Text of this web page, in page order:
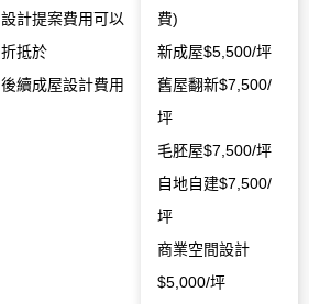
設計提案費用可以
折抵於
後續成屋設計費用
費)
新成屋$5,500/坪
舊屋翻新$7,500/
坪
毛胚屋$7,500/坪
自地自建$7,500/
坪
商業空間設計
$5,000/坪